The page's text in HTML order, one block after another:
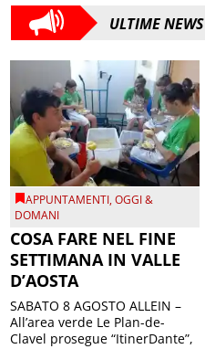
ULTIME NEWS
APPUNTAMENTI,OGGI &
DOMANI
COSA FARE NEL FINE
SETTIMANA IN VALLE
D’AOSTA
SABATO 8 AGOSTO ALLEIN –
All’area verde Le Plan-de-
Clavel prosegue “ItinerDante”,